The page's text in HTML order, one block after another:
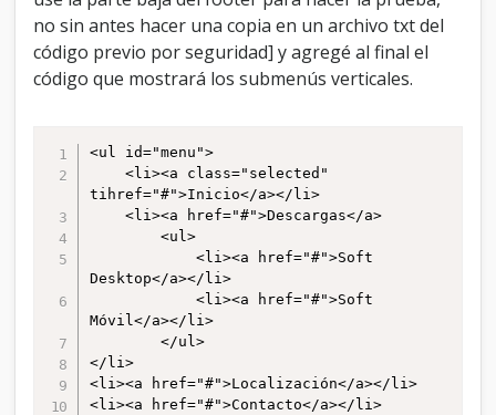
  margin: 0;
  border: 0 none;
  padding: 0;
  float: left; /*For Gecko*/
  display: inline;
  height: 20px;
ul#menu li{
ul#menu li:hover{
	background:#ddd;
ul#menu  ul {
  margin: 0;
  border: 0 none;
  padding: 0;
no sin antes hacer una copia en un archivo txt del
código previo por seguridad] y agregé al final el
código que mostrará los submenús verticales.
<ul id="menu">
tihref="#">Inicio</a></li>
Desktop</a></li>
Móvil</a></li>
</li>
<li><a href="#">Localización</a></li>
<li><a href="#">Contacto</a></li>